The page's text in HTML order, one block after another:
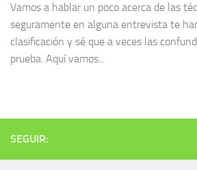
Vamos a hablar un poco acerca de las
seguramente en alguna entrevista te
clasificación y sé que a veces las
prueba. Aquí vamos...
SEGUIR: